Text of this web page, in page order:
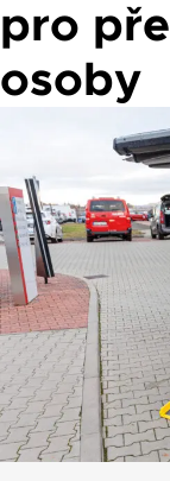
pro
osoby
E-mail
Popis